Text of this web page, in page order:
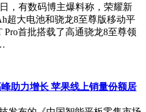
，有数码博主爆料称，荣耀新
超大电池和骁龙8至尊版移动平
首批搭载了高通骁龙8至尊领
助力增长 苹果线上销量份额居